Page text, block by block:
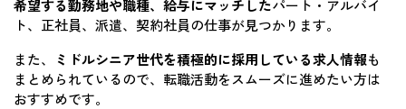
希望する勤務地や職種、給与にマッチしたパート・アルバイ
ト、正社員、派遣、契約社員の仕事が見つかります。
また、
ミドルシニア世代を積極的に採用している求人情報も
まとめられているので、転職活動をスムーズに進めたい方は
おすすめです。